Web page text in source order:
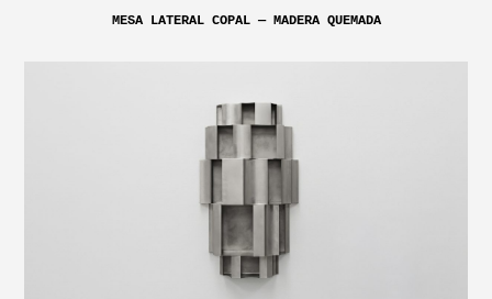
MESA LATERAL COPAL — MADERA QUEMADA